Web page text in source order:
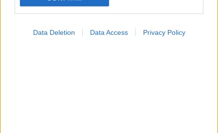
Opted Out
Data Deletion Data Access Privacy Policy
Betegségek
2026. március 09. 08:04